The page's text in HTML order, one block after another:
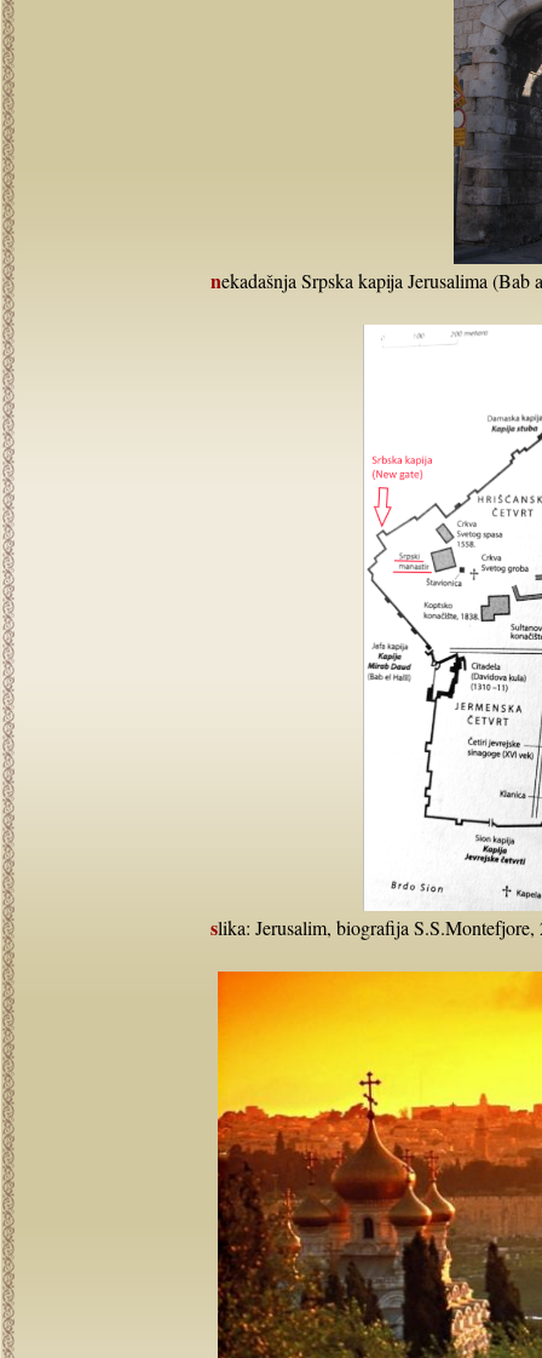
nekadašnja Srpska kapija Jerusalima (Bab
slika: Jerusalim, biografija S.S.Montefjore,